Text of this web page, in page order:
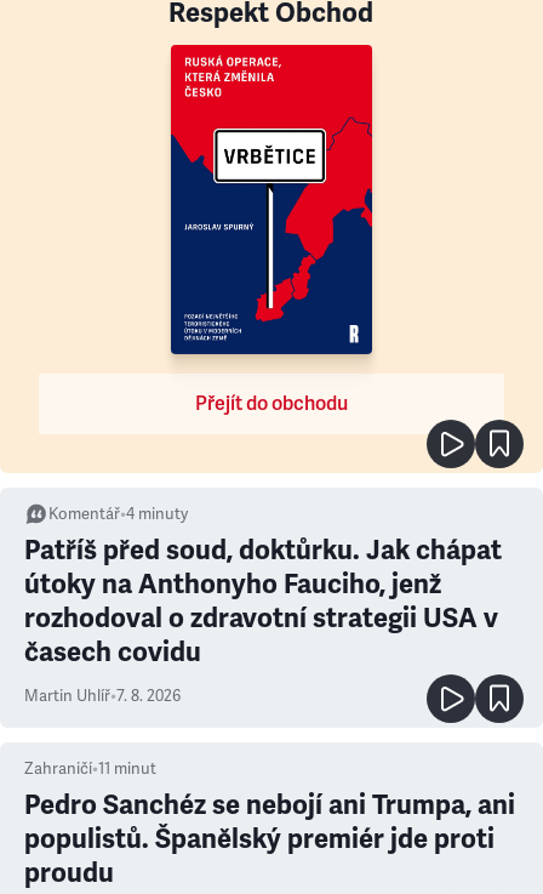
Respekt Obchod
Přejít do obchodu
Komentář•4 minuty
Patříš před soud, doktůrku. Jak chápat
útoky na Anthonyho Fauciho, jenž
rozhodoval o zdravotní strategii USA v
časech covidu
Martin Uhlíř•7. 8. 2026
Zahraničí•11 minut
Pedro Sanchéz se nebojí ani Trumpa, ani
populistů. Španělský premiér jde proti
proudu